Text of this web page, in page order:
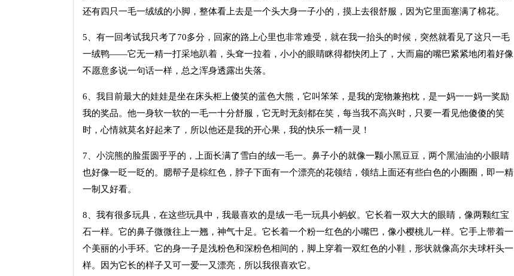
还有四只一毛一绒绒的小脚，整体看上去是一个头大身一子小的，摸上去很舒服，因为它里面塞满了棉花。
5、有一回考试我只考了70多分，回家的路上心里也非常难受，就在我一抬头的时候，突然就看见了这只一毛
一绒鸭――它无一精一打采地趴着，头耷一拉着，小小的眼睛眯得都快闭上了，大而扁的嘴巴紧紧地闭着好像
不愿意多说一句话一样，总之浑身透露出失落。
6、我目前最大的娃娃是坐在床头柜上傻笑的蓝色大熊，它叫笨笨，是我的宠物兼抱枕，是一妈一一妈一奖励
我的奖品。他一身软一软的一毛一十分舒服，它无时无刻都在笑，每当我不高兴时，只要一看见他傻傻的笑
时，心情就莫名好起来了，所以他还是我的开心果，我的快乐一精一灵！
7、小浣熊的脸蛋圆乎乎的，上面长满了雪白的绒一毛一。鼻子小的就像一颗小黑豆豆，两个黑油油的小眼睛
也好像一眨一眨的。腮帮子是棕红色，脖子下面有一个漂亮的花领结，领结上面还有些白色的小圈圈，即一精
一制又好看。
8、我有很多玩具，在这些玩具中，我最喜欢的是绒一毛一玩具小蚂蚁。它长着一双大大的眼睛，像两颗红宝
石一样。它的鼻子微微往上一翘，神气十足。它长着一个粉一红色的小嘴巴，像小樱桃儿一样。它手上带着一
个美丽的小手环。它的身一子是浅粉色和深粉色相间的，脚上穿着一双红色的小鞋，形状就像高尔夫球杆头一
样。因为它长的样子又可一爱一又漂亮，所以我很喜欢它。